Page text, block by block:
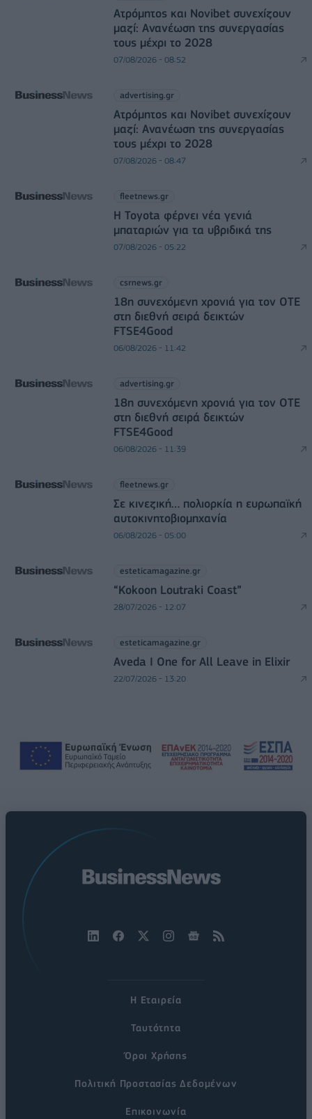
Ατρόμητος και Novibet συνεχίζουν
μαζί: Ανανέωση της συνεργασίας
τους μέχρι το 2028
07/08/2026 - 08:52
advertising.gr
Ατρόμητος και Novibet συνεχίζουν
μαζί: Ανανέωση της συνεργασίας
τους μέχρι το 2028
07/08/2026 - 08:47
fleetnews.gr
Η Toyota φέρνει νέα γενιά
μπαταριών για τα υβριδικά της
07/08/2026 - 05:22
csrnews.gr
18η συνεχόμενη χρονιά για τον ΟΤΕ
στη διεθνή σειρά δεικτών
FTSE4Good
06/08/2026 - 11:42
advertising.gr
18η συνεχόμενη χρονιά για τον ΟΤΕ
στη διεθνή σειρά δεικτών
FTSE4Good
06/08/2026 - 11:39
fleetnews.gr
Σε κινεζική… πολιορκία η ευρωπαϊκή
αυτοκινητοβιομηχανία
06/08/2026 - 05:00
esteticamagazine.gr
“Kokoon Loutraki Coast”
28/07/2026 - 12:07
esteticamagazine.gr
Aveda I One for All Leave in Elixir
22/07/2026 - 13:20
Η Εταιρεία
Ταυτότητα
Όροι Χρήσης
Πολιτική Προστασίας Δεδομένων
Επικοινωνία